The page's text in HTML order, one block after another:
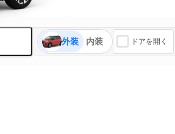
外装 内装 ドアを開く